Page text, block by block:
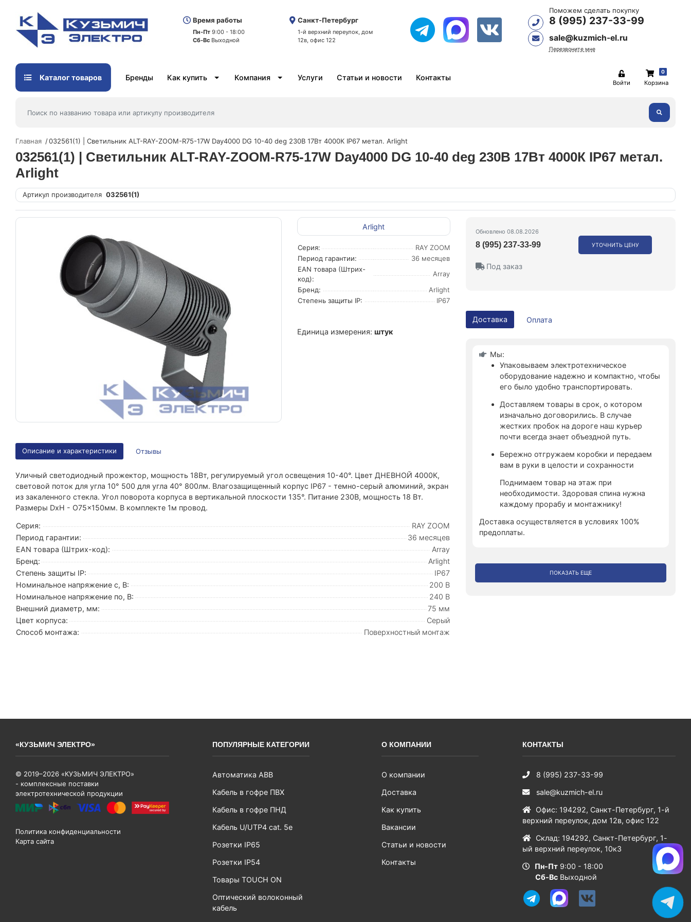
Время работы
Пн-Пт 9:00 - 18:00
Сб-Вс Выходной
Санкт-Петербург
1-й верхний переулок, дом
12в, офис 122
Поможем сделать покупку
8 (995) 237-33-99
sale@kuzmich-el.ru
Перезвоните мне
Каталог товаров Бренды Как купить Компания Услуги Статьи и новости Контакты
Войти
0
Корзина
Главная 032561(1) | Светильник ALT-RAY-ZOOM-R75-17W Day4000 DG 10-40 deg 230В 17Вт 4000К IP67 метал. Arlight
032561(1) | Светильник ALT-RAY-ZOOM-R75-17W Day4000 DG 10-40 deg 230В 17Вт 4000К IP67 метал.
Arlight
Артикул производителя 032561(1)
Arlight
Серия:
RAY ZOOM
Период гарантии:
36 месяцев
EAN товара (Штрих-
код):
Array
Бренд:
Arlight
Степень защиты IP:
IP67
Единица измерения: штук
Обновлено 08.08.2026
8 (995) 237-33-99 УТОЧНИТЬ ЦЕНУ
Под заказ
Доставка Оплата
Мы:
Упаковываем электротехническое
оборудование надежно и компактно, чтобы
его было удобно транспортировать.
Доставляем товары в срок, о котором
изначально договорились. В случае
жестких пробок на дороге наш курьер
почти всегда знает объездной путь.
Бережно отгружаем коробки и передаем
вам в руки в целости и сохранности
Поднимаем товар на этаж при
необходимости. Здоровая спина нужна
каждому прорабу и монтажнику!
Доставка осуществляется в условиях 100%
предоплаты.
ПОКАЗАТЬ ЕЩЕ
Описание и характеристики Отзывы
Уличный светодиодный прожектор, мощность 18Вт, регулируемый угол освещения 10-40°. Цвет ДНЕВНОЙ 4000К,
световой поток для угла 10° 500 для угла 40° 800лм. Влагозащищенный корпус IP67 - темно-серый алюминий, экран
из закаленного стекла. Угол поворота корпуса в вертикальной плоскости 135°. Питание 230В, мощность 18 Вт.
Размеры DxH - O75x150мм. В комплекте 1м провод.
Серия:
RAY ZOOM
Период гарантии:
36 месяцев
EAN товара (Штрих-код):
Array
Бренд:
Arlight
Степень защиты IP:
IP67
Номинальное напряжение с, В:
200 В
Номинальное напряжение по, В:
240 В
Внешний диаметр, мм:
75 мм
Цвет корпуса:
Серый
Способ монтажа:
Поверхностный монтаж
«КУЗЬМИЧ ЭЛЕКТРО»
© 2019–2026 «КУЗЬМИЧ ЭЛЕКТРО»
- комплексные поставки
электротехнической продукции
Политика конфиденциальности
Карта сайта
ПОПУЛЯРНЫЕ КАТЕГОРИИ
Автоматика ABB
Кабель в гофре ПВХ
Кабель в гофре ПНД
Кабель U/UTP4 cat. 5e
Розетки IP65
Розетки IP54
Товары TOUCH ON
Оптический волоконный
кабель
О КОМПАНИИ
О компании
Доставка
Как купить
Вакансии
Статьи и новости
Контакты
КОНТАКТЫ
8 (995) 237-33-99
sale@kuzmich-el.ru
Офис: 194292, Санкт-Петербург, 1-й
верхний переулок, дом 12в, офис 122
Склад: 194292, Санкт-Петербург, 1-
ый верхний переулок, 10к3
Пн-Пт 9:00 - 18:00
Сб-ВсВыходной